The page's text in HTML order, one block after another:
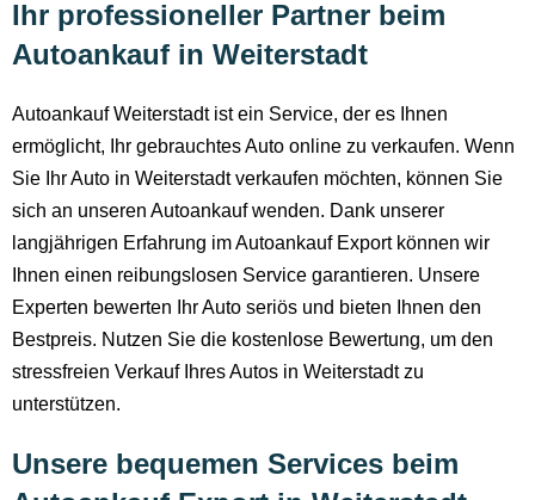
Ihr professioneller Partner beim
Autoankauf in Weiterstadt
Autoankauf Weiterstadt ist ein Service, der es Ihnen
ermöglicht, Ihr gebrauchtes Auto online zu verkaufen. Wenn
Sie Ihr Auto in Weiterstadt verkaufen möchten, können Sie
sich an unseren Autoankauf wenden. Dank unserer
langjährigen Erfahrung im Autoankauf Export können wir
Ihnen einen reibungslosen Service garantieren. Unsere
Experten bewerten Ihr Auto seriös und bieten Ihnen den
Bestpreis. Nutzen Sie die kostenlose Bewertung, um den
stressfreien Verkauf Ihres Autos in Weiterstadt zu
unterstützen.
Unsere bequemen Services beim